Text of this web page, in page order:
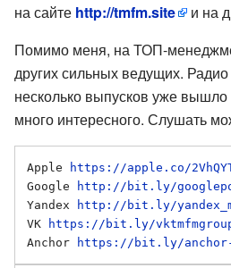
на сайте http://tmfm.site
и на
Помимо меня, на ТОП-
других сильных ведущих. Радио
несколько выпусков уже
много интересного. Слушать
Apple
https://apple.co/
Google
http://bit.ly/
Yandex
http://bit.ly/
VK
https://bit.ly/
Anchor
https://bit.ly/anchor-